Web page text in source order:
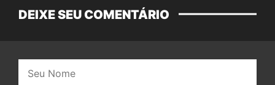
DEIXE SEU COMENTÁRIO